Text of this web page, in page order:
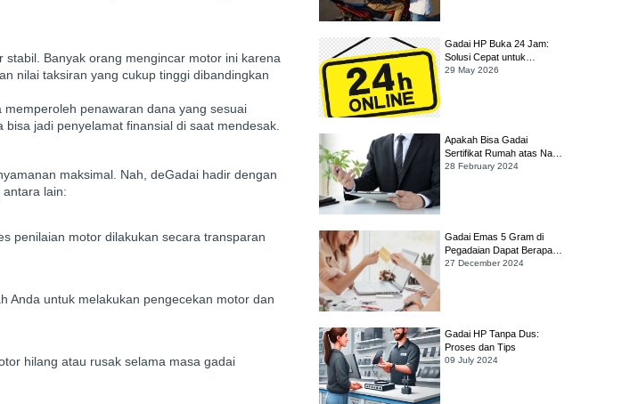
Banyak orang mengincar motor ini karena
nilai taksiran yang cukup tinggi dibandingkan
penawaran dana yang sesuai
jadi penyelamat finansial di saat mendesak.
maksimal. Nah, deGadai hadir dengan
lain:
penilaian motor dilakukan secara transparan
Anda untuk melakukan pengecekan motor dan
hilang atau rusak selama masa gadai
Gadai HP Buka 24 Jam:
Solusi Cepat untuk
Kebutuhan Darurat
29 May 2026
Apakah Bisa Gadai
Sertifikat Rumah atas Nama
Orang Tua yang Sudah
28 February 2024
Gadai Emas 5 Gram di
Pegadaian Dapat Berapa?
Simak Cara Hitungnya!
27 December 2024
Gadai HP Tanpa Dus:
Proses dan Tips
09 July 2024